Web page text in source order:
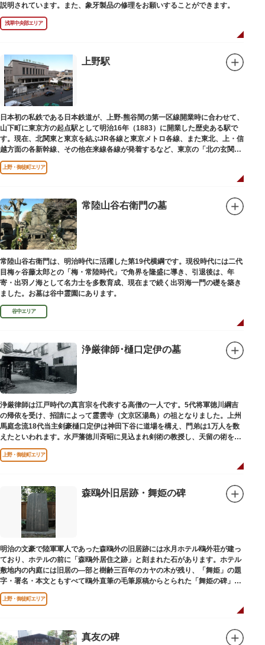
説明されています。また、象牙製品の修理をお願いすることができます。
浅草中央部エリア
上野駅
日本初の私鉄である日本鉄道が、上野-熊谷間の第一区線開業時に合わせて、
山下町に東京方の起点駅として明治16年（1883）に開業した歴史ある駅で
す。現在、北関東と東京を結ぶJR各線と東京メトロ各線、また東北、上・信
越方面の各新幹線、その他在来線各線が発着するなど、東京の「北の玄関
口」として機能しています。
上野・御徒町エリア
常陸山谷右衛門の墓
常陸山谷右衛門は、明治時代に活躍した第19代横綱です。現役時代には二代
目梅ヶ谷藤太郎との「梅・常陸時代」で角界を隆盛に導き、引退後は、年
寄・出羽ノ海として名力士を多数育成、現在まで続く出羽海一門の礎を築き
ました。お墓は谷中霊園にあります。
谷中エリア
浄厳律師･樋口定伊の墓
浄厳律師は江戸時代の真言宗を代表する高僧の一人です。5代将軍徳川綱吉
の帰依を受け、招請によって霊雲寺（文京区湯島）の祖となりました。上州
馬庭念流18代当主剣豪樋口定伊は神田下谷に道場を構え、門弟は1万人を数
えたといわれます。水戸藩徳川斉昭に見込まれ剣術の教授し、天留の術を創
案しました。お墓は妙極院（みょうごくいん）にあります。
上野・御徒町エリア
森鴎外旧居跡・舞姫の碑
明治の文豪で陸軍軍人であった森鴎外の旧居跡には水月ホテル鴎外荘が建っ
ており、ホテルの前に「森鴎外居住之跡」と刻まれた石があります。ホテル
敷地内の内庭には旧居の―部と樹齢三百年のカヤの木が残り、「舞姫」の題
字・署名・本文ともすべて鴎外直筆の毛筆原稿からとられた「舞姫の碑」の
文学碑も建っています。
上野・御徒町エリア
真友の碑